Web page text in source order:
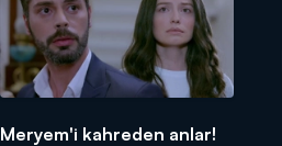
Meryem'i kahreden anlar!